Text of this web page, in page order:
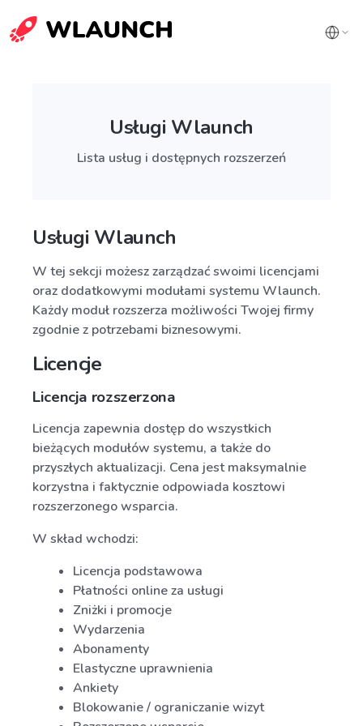
Usługi Wlaunch
Lista usług i dostępnych rozszerzeń
Usługi Wlaunch
W tej sekcji możesz zarządzać swoimi licencjami
oraz dodatkowymi modułami systemu Wlaunch.
Każdy moduł rozszerza możliwości Twojej firmy
zgodnie z potrzebami biznesowymi.
Licencje
Licencja rozszerzona
Licencja zapewnia dostęp do wszystkich
bieżących modułów systemu, a także do
przyszłych aktualizacji. Cena jest maksymalnie
korzystna i faktycznie odpowiada kosztowi
rozszerzonego wsparcia.
W skład wchodzi:
Licencja podstawowa
Płatności online za usługi
Zniżki i promocje
Wydarzenia
Abonamenty
Elastyczne uprawnienia
Ankiety
Blokowanie / ograniczanie wizyt